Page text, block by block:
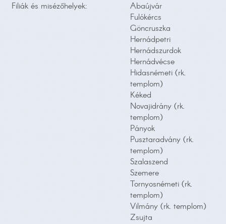
Filiák és misézőhelyek:
Abaújvár
Fulókércs
Göncruszka
Hernádpetri
Hernádszurdok
Hernádvécse
Hidasnémeti (rk.
templom)
Kéked
Novajidrány (rk.
templom)
Pányok
Pusztaradvány (rk.
templom)
Szalaszend
Szemere
Tornyosnémeti (rk.
templom)
Vilmány (rk. templom)
Zsujta